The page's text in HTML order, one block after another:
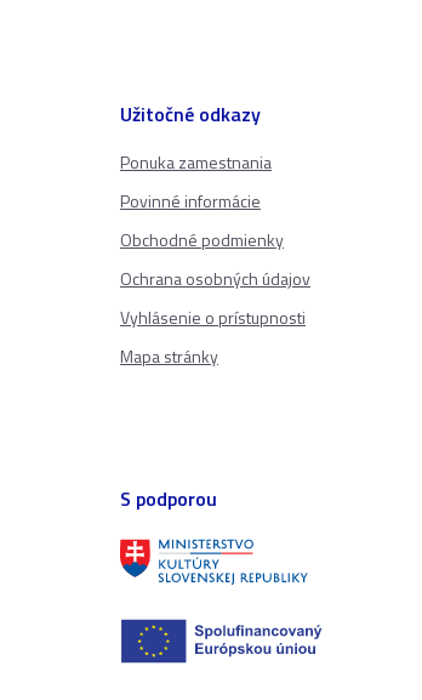
Užitočné odkazy
Ponuka zamestnania
Povinné informácie
Obchodné podmienky
Ochrana osobných údajov
Vyhlásenie o prístupnosti
Mapa stránky
S podporou